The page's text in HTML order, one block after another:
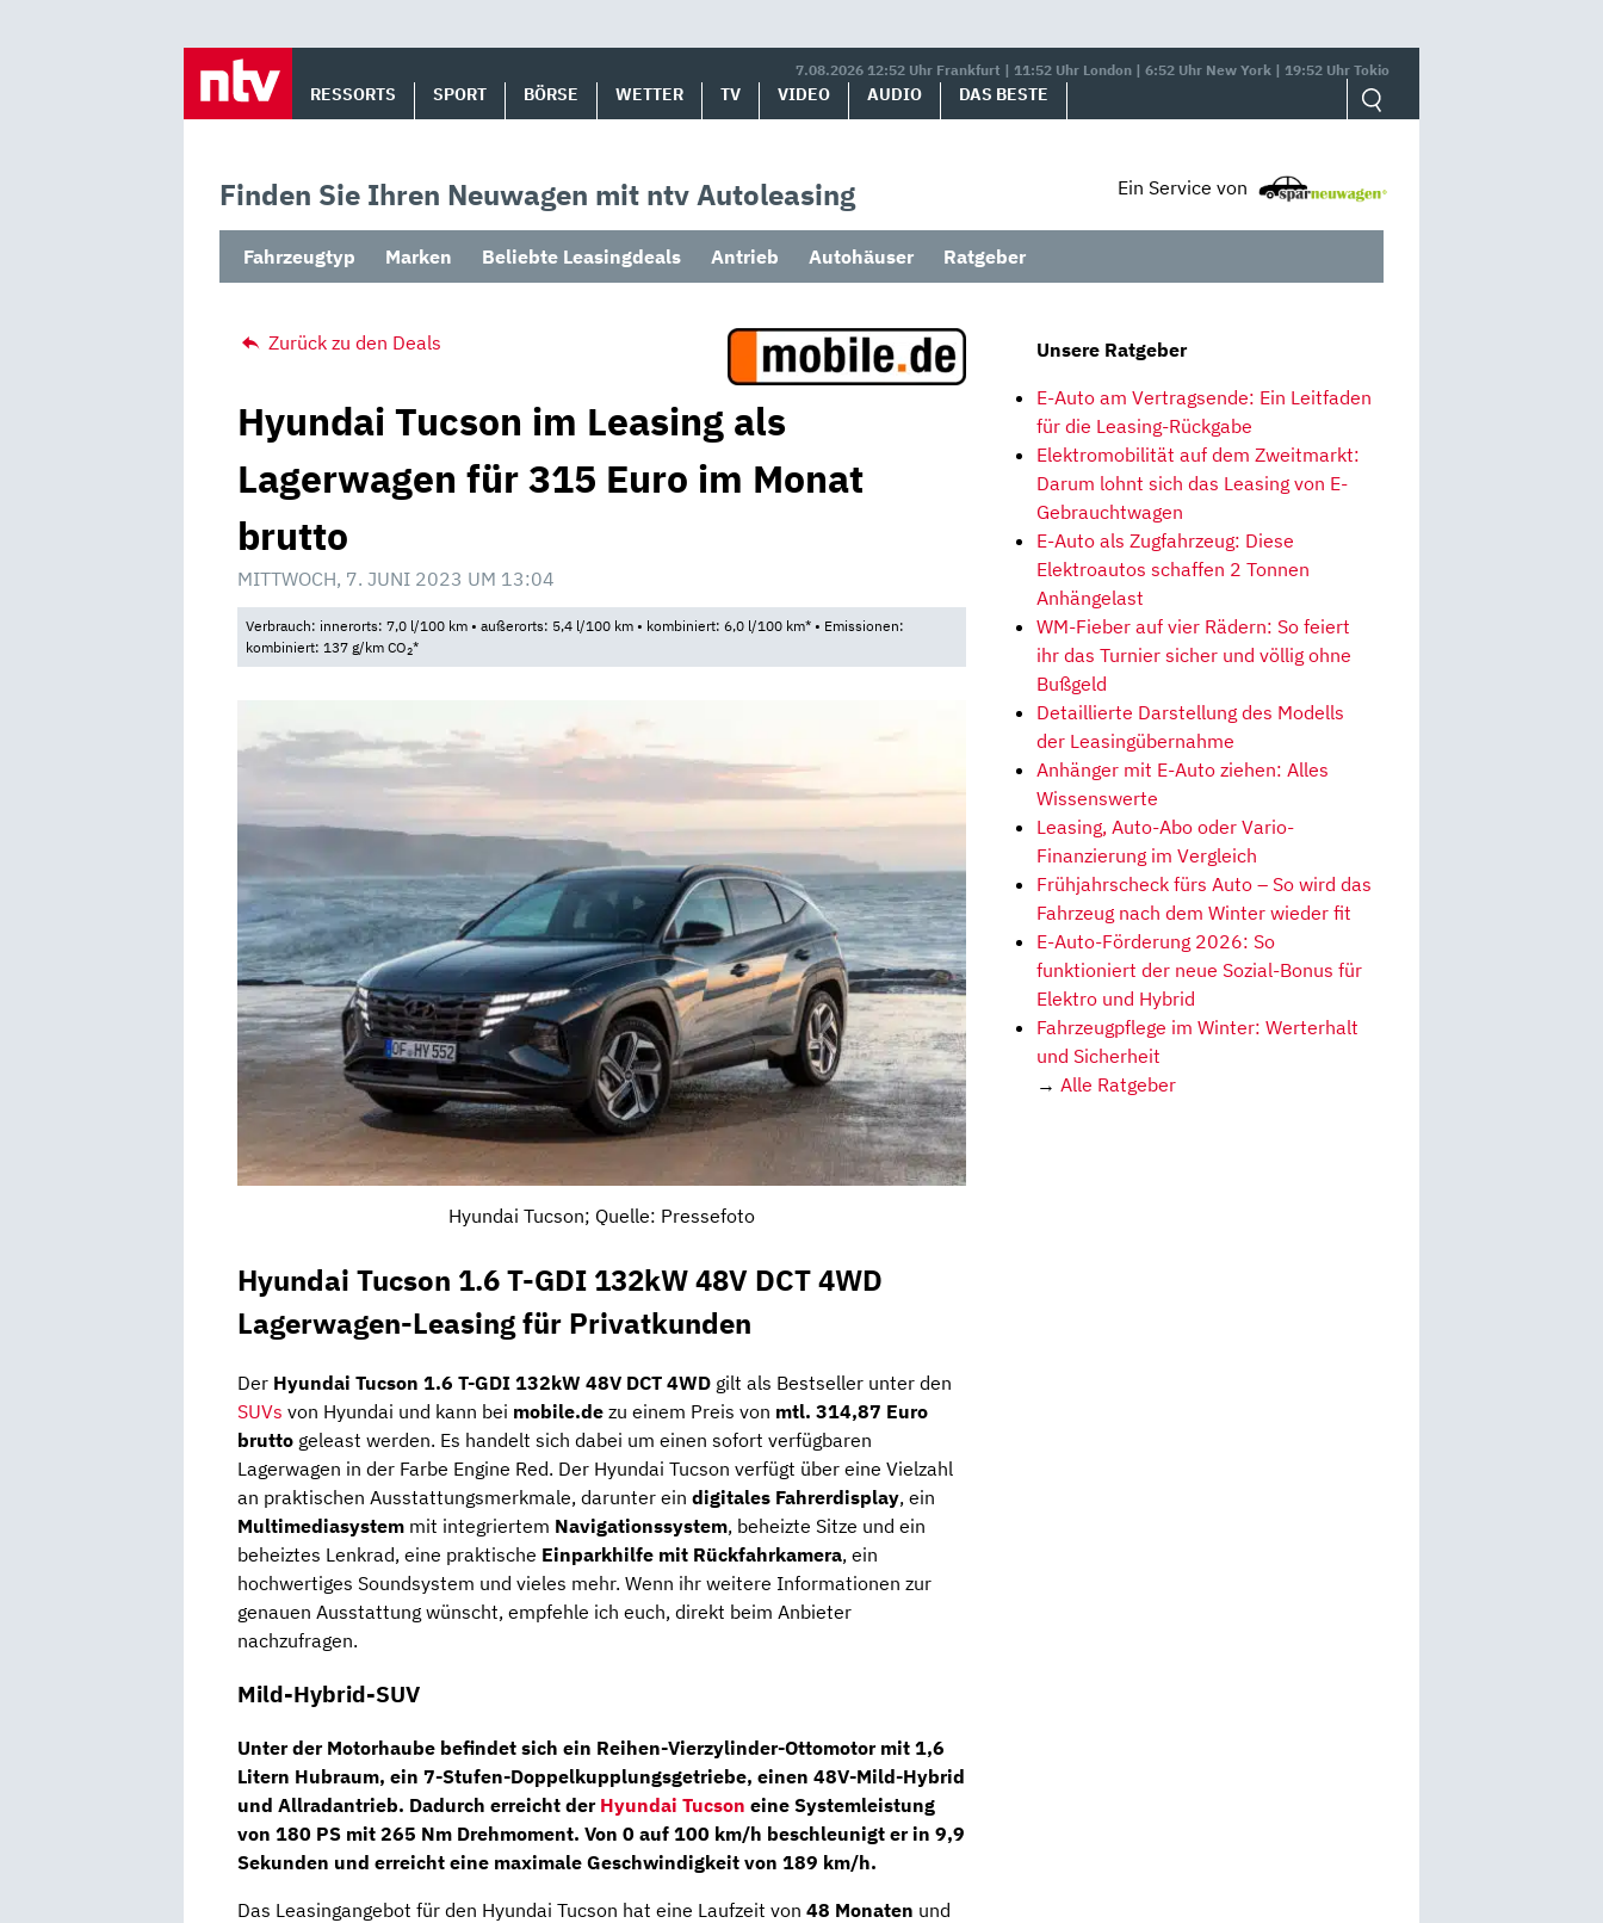
7.08.2026 12:52 Uhr Frankfurt | 11:52 Uhr London | 6:52 Uhr New York | 19:52 Uhr Tokio
RESSORTS SPORT BÖRSE WETTER TV VIDEO AUDIO DAS BESTE
Finden Sie Ihren Neuwagen mit ntv Autoleasing Ein Service von
Fahrzeugtyp Marken Beliebte Leasingdeals Antrieb Autohäuser Ratgeber
Zurück zu den Deals
Hyundai Tucson im Leasing als
Lagerwagen für 315 Euro im Monat
brutto
MITTWOCH, 7. JUNI 2023 UM 13:04
Verbrauch: innerorts: 7,0 l/100 km • außerorts: 5,4 l/100 km • kombiniert: 6,0 l/100 km* • Emissionen:
kombiniert: 137 g/km CO2*
Hyundai Tucson; Quelle: Pressefoto
Hyundai Tucson 1.6 T-GDI 132kW 48V DCT 4WD
Lagerwagen-Leasing für Privatkunden
Der Hyundai Tucson 1.6 T-GDI 132kW 48V DCT 4WD gilt als Bestseller unter den
SUVs von Hyundai und kann bei mobile.de zu einem Preis von mtl. 314,87 Euro
brutto geleast werden. Es handelt sich dabei um einen sofort verfügbaren
Lagerwagen in der Farbe Engine Red. Der Hyundai Tucson verfügt über eine Vielzahl
an praktischen Ausstattungsmerkmale, darunter ein digitales Fahrerdisplay, ein
Multimediasystem mit integriertem Navigationssystem, beheizte Sitze und ein
beheiztes Lenkrad, eine praktische Einparkhilfe mit Rückfahrkamera, ein
hochwertiges Soundsystem und vieles mehr. Wenn ihr weitere Informationen zur
genauen Ausstattung wünscht, empfehle ich euch, direkt beim Anbieter
nachzufragen.
Mild-Hybrid-SUV
Unter der Motorhaube befindet sich ein Reihen-Vierzylinder-Ottomotormit 1,6
Litern Hubraum, ein 7-Stufen-Doppelkupplungsgetriebe, einen 48V-Mild-Hybrid
und Allradantrieb. Dadurch erreicht der Hyundai Tucson eine Systemleistung
von 180 PS mit 265 Nm Drehmoment. Von 0 auf 100 km/h beschleunigt er in 9,9
Sekunden und erreicht eine maximale Geschwindigkeit von 189 km/h.
Das Leasingangebot für den Hyundai Tucson hat eine Laufzeit von 48 Monaten und
Unsere Ratgeber
E-Auto am Vertragsende: Ein Leitfaden
für die Leasing-Rückgabe
Elektromobilität auf dem Zweitmarkt:
Darum lohnt sich das Leasing von E-
Gebrauchtwagen
E-Auto als Zugfahrzeug: Diese
Elektroautos schaffen 2 Tonnen
Anhängelast
WM-Fieber auf vier Rädern: So feiert
ihr das Turnier sicher und völlig ohne
Bußgeld
Detaillierte Darstellung des Modells
der Leasingübernahme
Anhänger mit E-Auto ziehen: Alles
Wissenswerte
Leasing, Auto-Abo oder Vario-
Finanzierung im Vergleich
Frühjahrscheck fürs Auto – So wird das
Fahrzeug nach dem Winter wieder fit
E-Auto-Förderung 2026: So
funktioniert der neue Sozial-Bonus für
Elektro und Hybrid
Fahrzeugpflege im Winter: Werterhalt
und Sicherheit
→ Alle Ratgeber